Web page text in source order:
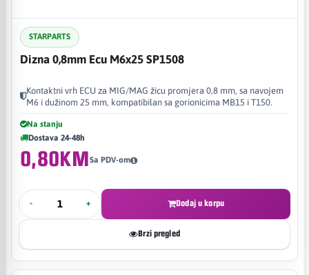
STARPARTS
Dizna 0,8mm Ecu M6x25 SP1508
Kontaktni vrh ECU za MIG/MAG žicu promjera 0,8 mm, sa navojem
M6 i dužinom 25 mm, kompatibilan sa gorionicima MB15 i T150.
Na stanju
Dostava 24-48h
0,80KMSa PDV-om
- + Dodaj u korpu
Brzi pregled